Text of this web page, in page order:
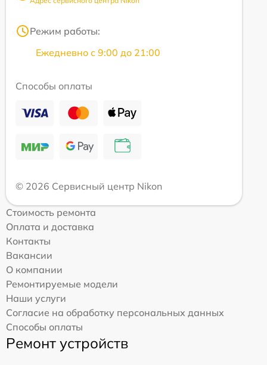
Режим работы:
Ежедневно с 9:00 до 21:00
Способы оплаты
© 2026 Сервисный центр Nikon
Стоимость ремонта
Оплата и доставка
Контакты
Вакансии
О компании
Ремонтируемые модели
Наши услуги
Согласие на обработку персональных данных
Способы оплаты
Ремонт устройств